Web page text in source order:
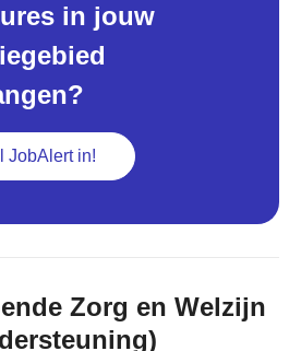
in jouw
JobAlert in!
Zorg en Welzijn